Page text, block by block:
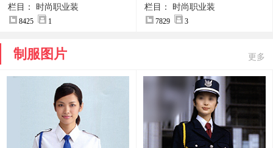
业装图片
栏目： 时尚职业装
8425 1
服装图片
栏目： 时尚职业装
7829 3
制服图片 更多